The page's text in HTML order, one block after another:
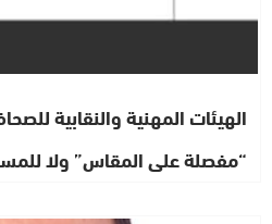
الهيئات المهنية والنقابية
“مفصلة على المقاس” ولا